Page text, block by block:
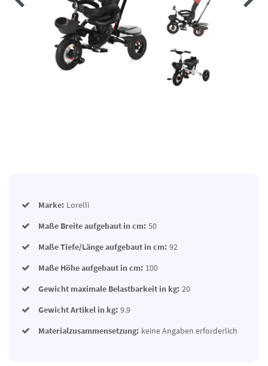
Marke: Lorelli
Maße Breite aufgebaut in cm: 50
Maße Tiefe/Länge aufgebaut in cm: 92
Maße Höhe aufgebaut in cm: 100
Gewicht maximale Belastbarkeit in kg: 20
Gewicht Artikel in kg: 9.9
Materialzusammensetzung: keine Angaben erforderlich